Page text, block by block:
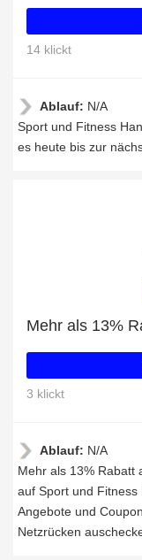
14 klickt
Ablauf: N/A
Sport und Fitness
es heute bis zur
3 klickt
Ablauf: N/A
Mehr als 13% Rabatt
auf Sport und
Angebote und
Netzrücken